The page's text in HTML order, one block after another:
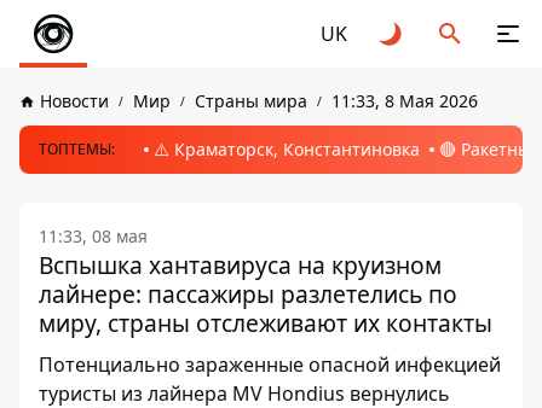
UK
Новости Мир Страны мира 11:33, 8 Мая 2026
ТОПТЕМЫ: ⚠️ Краматорск, Константиновка 🔴
11:33, 08 мая
Вспышка хантавируса на круизном
лайнере: пассажиры разлетелись по
миру, страны отслеживают их контакты
Потенциально зараженные опасной инфекцией
туристы из лайнера MV Hondius вернулись